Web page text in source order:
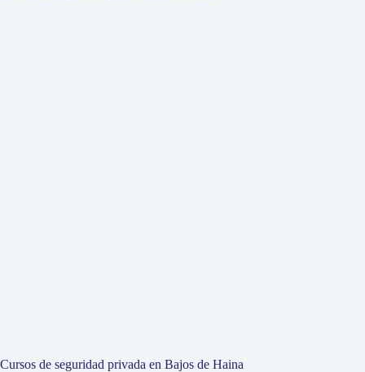
Cursos de seguridad privada en Bajos de Haina